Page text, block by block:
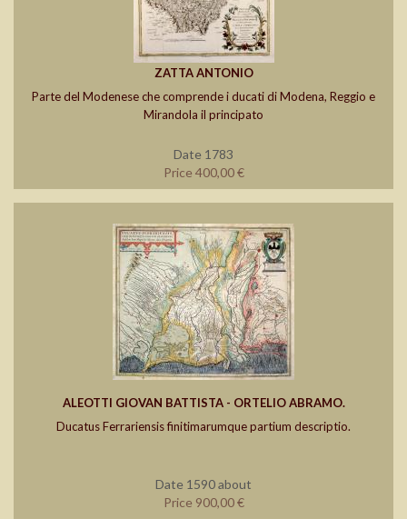
ZATTA ANTONIO
Parte del Modenese che comprende i ducati di Modena, Reggio e
Mirandola il principato
Date 1783
Price 400,00 €
ALEOTTI GIOVAN BATTISTA - ORTELIO ABRAMO.
Ducatus Ferrariensis finitimarumque partium descriptio.
Date 1590 about
Price 900,00 €